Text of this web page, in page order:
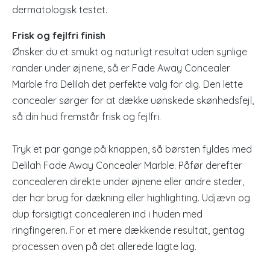
dermatologisk testet.
Frisk og fejlfri finish
Ønsker du et smukt og naturligt resultat uden synlige
rander under øjnene, så er Fade Away Concealer
Marble fra Delilah det perfekte valg for dig. Den lette
concealer sørger for at dække uønskede skønhedsfejl,
så din hud fremstår frisk og fejlfri.
Tryk et par gange på knappen, så børsten fyldes med
Delilah Fade Away Concealer Marble. Påfør derefter
concealeren direkte under øjnene eller andre steder,
der har brug for dækning eller highlighting. Udjævn og
dup forsigtigt concealeren ind i huden med
ringfingeren. For et mere dækkende resultat, gentag
processen oven på det allerede lagte lag.